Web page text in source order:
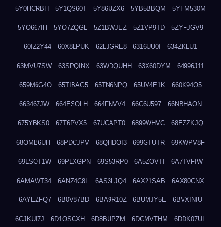
5Y0HCRBH 5Y1QS60T 5Y86UZX6 5YB5BBQM 5YHM530M
5YO667IH 5YO7ZQGL 5Z1BWJEZ 5Z1VP9TD 5ZYFJGV9
60IZ2Y44 60X8LPUK 62LJGRE8 6316UU0I 634ZKLU1
63MVU7SW 63SPQINX 63WDQUHH 63X60DYM 64996J11
659M6G4O 65TIBAG5 65TN6NPQ 65UV4E1K 660K94O5
663467JW 664ESOLH 664FNVV4 66C6U597 66NBHAON
675YBKS0 67T6PVX5 67UCAPT0 6899WHVC 68EZZKJQ
68OMB6UH 68PDCJPV 68QHDOI3 699GTUTR 69KWPV8F
69LSOT1W 69PLXGPN 69S53RP0 6A5ZOVTI 6A7TVFIW
6AMAWT34 6ANZ4C8L 6AS3LJQ4 6AX21SAB 6AX80CNX
6AYEZFQ7 6B0V87BD 6BA9R10Z 6BUMJY5E 6BVXINIU
6CJKUI7J 6D1OSCXH 6D8BUPZM 6DCMVTHM 6DDK07UL